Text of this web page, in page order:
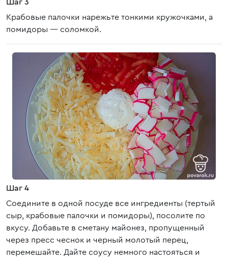
Шаг 3
Крабовые палочки нарежьте тонкими кружочками, а
помидоры — соломкой.
Шаг 4
Соедините в одной посуде все ингредиенты (тертый
сыр, крабовые палочки и помидоры), посолите по
вкусу. Добавьте в сметану майонез, пропущенный
через пресс чеснок и черный молотый перец,
перемешайте. Дайте соусу немного настояться и